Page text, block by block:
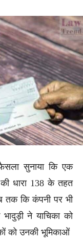
सुनाया कि एक
धारा 138 के तहत
तक कि कंपनी पर भी
भादुड़ी ने याचिका को
को उनकी भूमिकाओं